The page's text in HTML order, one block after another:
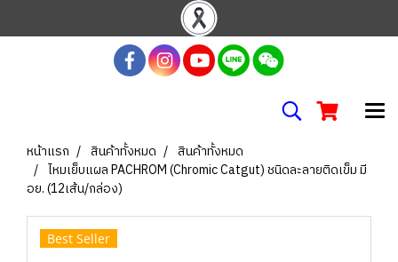
หน้าแรก สินค้าทั้งหมด
สินค้าทั้งหมด
ไหมเย็บแผล PACHROM (Chromic Catgut) ชนิดละลายติดเข็ม มี
อย. (12เส้น/กล่อง)
Best Seller